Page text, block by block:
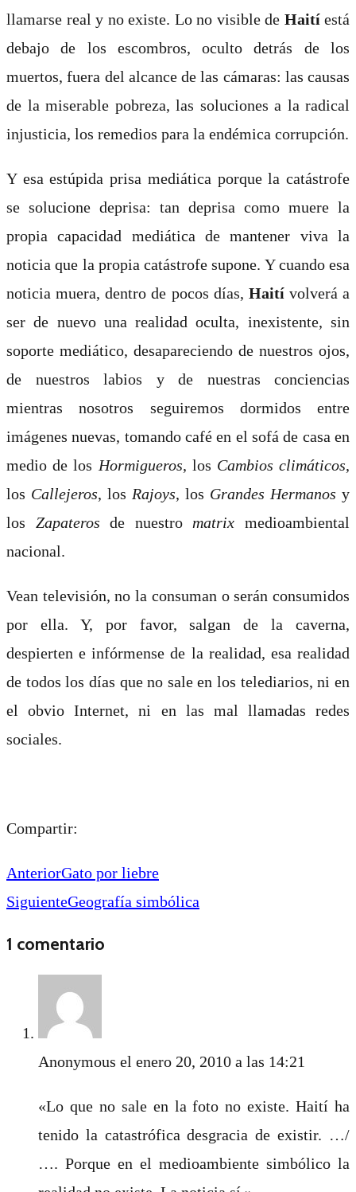
llamarse real y no existe. Lo no visible de Haitíestá
debajo de los escombros, oculto detrás de los
muertos, fuera del alcance de las cámaras: las causas
de la miserable pobreza, las soluciones a la radical
injusticia, los remedios para la endémica corrupción.
Y esa estúpida prisa mediática porque la catástrofe
se solucione deprisa: tan deprisa como muere la
propia capacidad mediática de mantener viva la
noticia que la propia catástrofe supone. Y cuando esa
noticia muera, dentro de pocos días, Haitívolverá a
ser de nuevo una realidad oculta, inexistente, sin
soporte mediático, desapareciendo de nuestros ojos,
de nuestros labios y de nuestras conciencias
mientras nosotros seguiremos dormidos entre
imágenes nuevas, tomando café en el sofá de casa en
medio de los Hormigueros, los Cambios climáticos,
los Callejeros, los Rajoys, los Grandes Hermanos y
los Zapateros de nuestro matrix medioambiental
nacional.
Vean televisión, no la consuman o serán consumidos
por ella. Y, por favor, salgan de la caverna,
despierten e infórmense de la realidad, esa realidad
de todos los días que no sale en los telediarios, ni en
el obvio Internet, ni en las mal llamadas redes
sociales.
Compartir:
AnteriorGato por liebre
SiguienteGeografía simbólica
1 comentario
Anonymous el enero 20, 2010 a las 14:21
«Lo que no sale en la foto no existe. Haití ha
tenido la catastrófica desgracia de existir. …/
…. Porque en el medioambiente simbólico la